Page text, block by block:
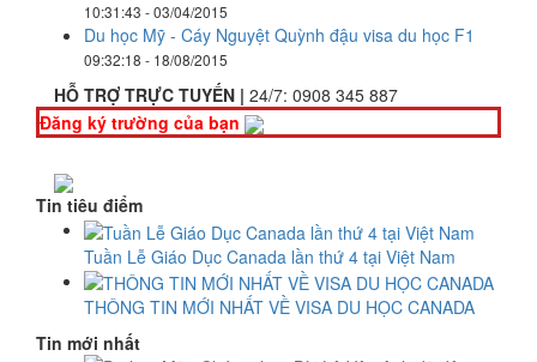
10:31:43 - 03/04/2015
Du học Mỹ - Cáy Nguyệt Quỳnh đậu visa du học F1
09:32:18 - 18/08/2015
HỖ TRỢ TRỰC TUYẾN | 24/7: 0908 345 887
Đăng ký trường của bạn
Tin tiêu điểm
Tuần Lễ Giáo Dục Canada lần thứ 4 tại Việt Nam
THÔNG TIN MỚI NHẤT VỀ VISA DU HỌC CANADA
Tin mới nhất